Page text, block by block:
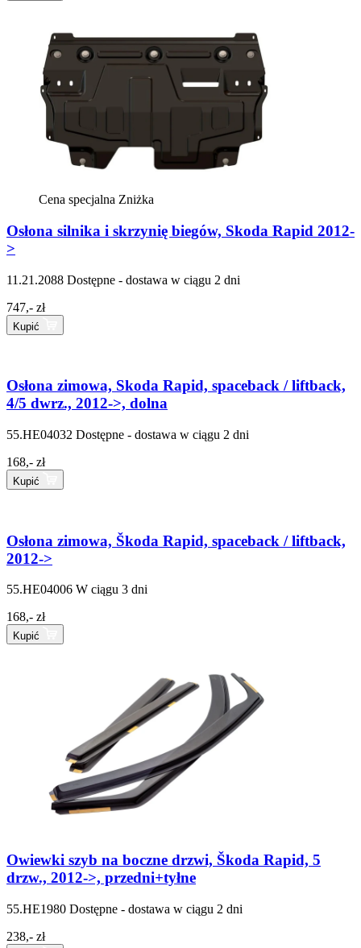
Cena specjalna Zniżka
Osłona silnika i skrzynię biegów, Skoda Rapid 2012-
>
11.21.2088 Dostępne - dostawa w ciągu 2 dni
747,- zł
Kupić
Osłona zimowa, Skoda Rapid, spaceback / liftback,
4/5 dwrz., 2012->, dolna
55.HE04032 Dostępne - dostawa w ciągu 2 dni
168,- zł
Kupić
Osłona zimowa, Škoda Rapid, spaceback / liftback,
2012->
55.HE04006 W ciągu 3 dni
168,- zł
Kupić
Owiewki szyb na boczne drzwi, Škoda Rapid, 5
drzw., 2012->, przedni+tyłne
55.HE1980 Dostępne - dostawa w ciągu 2 dni
238,- zł